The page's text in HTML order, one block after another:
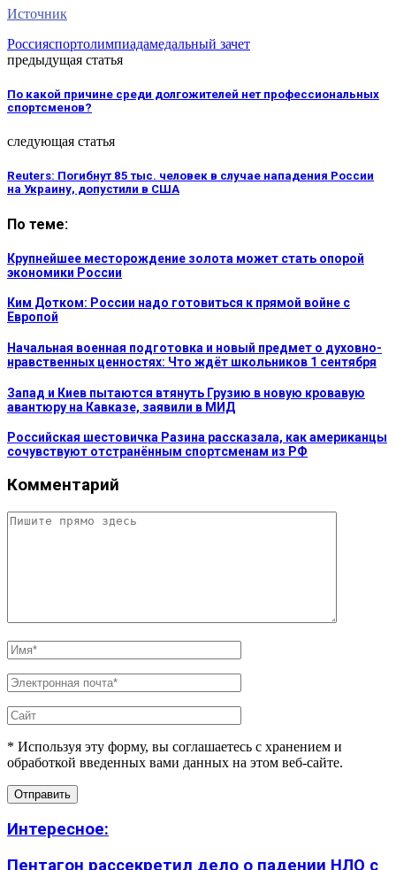
Источник
Россияспортолимпиадамедальный зачет
предыдущая статья
По какой причине среди долгожителей нет профессиональных
спортсменов?
следующая статья
Reuters: Погибнут 85 тыс. человек в случае нападения России
на Украину, допустили в США
По теме:
Крупнейшее месторождение золота может стать опорой
экономики России
Ким Дотком: России надо готовиться к прямой войне с
Европой
Начальная военная подготовка и новый предмет о духовно-
нравственных ценностях: Что ждёт школьников 1 сентября
Запад и Киев пытаются втянуть Грузию в новую кровавую
авантюру на Кавказе, заявили в МИД
Российская шестовичка Разина рассказала, как американцы
сочувствуют отстранённым спортсменам из РФ
Комментарий
* Используя эту форму, вы соглашаетесь с хранением и
обработкой введенных вами данных на этом веб-сайте.
Интересное:
Пентагон рассекретил дело о падении НЛО с